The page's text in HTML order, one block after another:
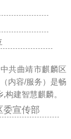
共曲靖市麒麟区
内容/服务）是畅
构建智慧麒麟。
委宣传部